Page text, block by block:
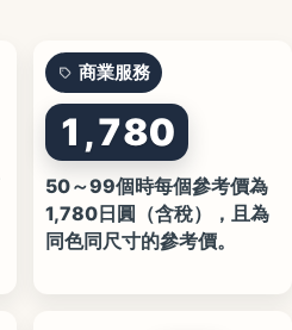
商業服務
1,780
50～99個時每個參考價為
1,780日圓（含稅），且為
同色同尺寸的參考價。